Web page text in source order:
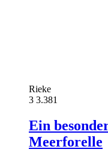
Rieke
3 3.381
Ein
Meerforelle